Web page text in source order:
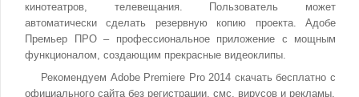
кинотеатров, телевещания. Пользователь может
автоматически сделать резервную копию проекта. Адобе
Премьер ПРО – профессиональное приложение с мощным
функционалом, создающим прекрасные видеоклипы.
Рекомендуем Adobe Premiere Pro 2014 скачать бесплатно с
официального сайта без регистрации, смс, вирусов и рекламы.